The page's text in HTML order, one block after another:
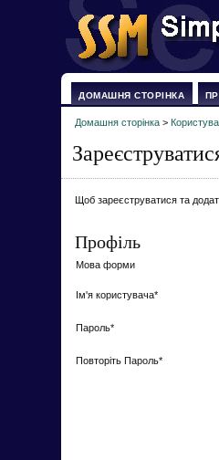
ДОМАШНЯ СТОРІНКА
Домашня сторінка >
Щоб зареєструватися та
Профіль
Мова форми
Ім'я користувача*
Пароль*
Повторіть Пароль*